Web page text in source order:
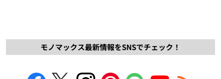
モノマックス最新情報をSNSでチェック！